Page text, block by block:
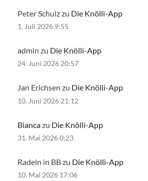
Peter Schulz zu Die Knölli-App
1. Juli 2026 9:55
admin zu Die Knölli-App
24. Juni 2026 20:57
Jan Erichsen zu Die Knölli-App
10. Juni 2026 21:12
Biancazu Die Knölli-App
31. Mai 2026 0:23
Radeln in BB zu Die Knölli-App
10. Mai 2026 17:06